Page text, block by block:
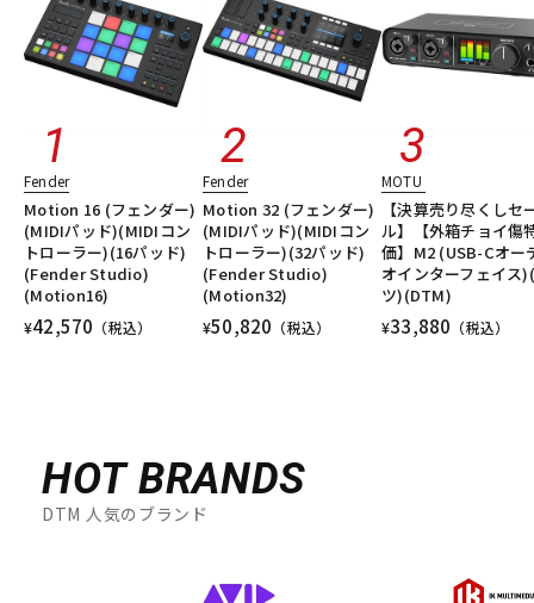
Fender
Motion 16 (フェンダー)
(MIDIパッド)(MIDIコン
トローラー)(16パッド)
(Fender Studio)
(Motion16)
¥42,570 （税込）
Fender
Motion 32 (フェンダー)
(MIDIパッド)(MIDIコン
トローラー)(32パッド)
(Fender Studio)
(Motion32)
¥50,820 （税込）
MOTU
【決算売り尽くしセ
ル】【外箱チョイ傷
価】M2 (USB-Cオー
オインターフェイス
ツ)(DTM)
¥33,880 （税込）
HOT BRANDS
DTM 人気のブランド